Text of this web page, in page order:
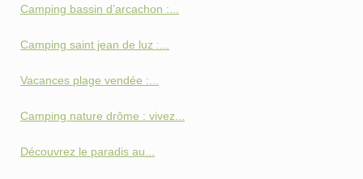
Camping bassin d’arcachon :...
Camping saint jean de luz :...
Vacances plage vendée :...
Camping nature drôme : vivez...
Découvrez le paradis au...